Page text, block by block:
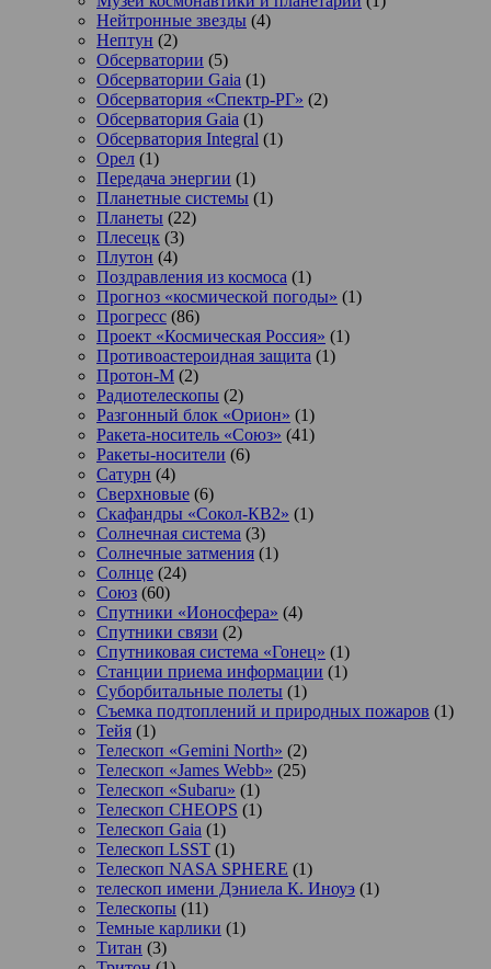
Нейтронные звезды (4)
Нептун (2)
Обсерватории (5)
Обсерватории Gaia (1)
Обсерватория «Спектр-РГ» (2)
Обсерватория Gaia (1)
Обсерватория Integral (1)
Орел (1)
Передача энергии (1)
Планетные системы (1)
Планеты (22)
Плесецк (3)
Плутон (4)
Поздравления из космоса (1)
Прогноз «космической погоды» (1)
Прогресс (86)
Проект «Космическая Россия» (1)
Противоастероидная защита (1)
Протон-М (2)
Радиотелескопы (2)
Разгонный блок «Орион» (1)
Ракета-носитель «Союз» (41)
Ракеты-носители (6)
Сатурн (4)
Сверхновые (6)
Скафандры «Сокол-КВ2» (1)
Солнечная система (3)
Солнечные затмения (1)
Солнце (24)
Союз (60)
Спутники «Ионосфера» (4)
Спутники связи (2)
Спутниковая система «Гонец» (1)
Станции приема информации (1)
Суборбитальные полеты (1)
Съемка подтоплений и природных пожаров (1)
Тейя (1)
Телескоп «Gemini North» (2)
Телескоп «James Webb» (25)
Телескоп «Subaru» (1)
Телескоп CHEOPS (1)
Телескоп Gaia (1)
Телескоп LSST (1)
Телескоп NASA SPHERE (1)
телескоп имени Дэниела К. Иноуэ (1)
Телескопы (11)
Темные карлики (1)
Титан (3)